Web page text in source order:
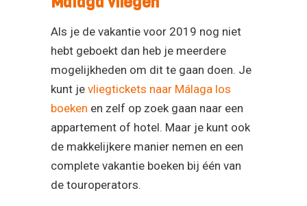
Als je de vakantie voor 2019 nog niet
hebt geboekt dan heb je meerdere
mogelijkheden om dit te gaan doen. Je
kunt je vliegtickets naar Málaga los
boeken en zelf op zoek gaan naar een
appartement of hotel. Maar je kunt ook
de makkelijkere manier nemen en een
complete vakantie boeken bij één van
de touroperators.